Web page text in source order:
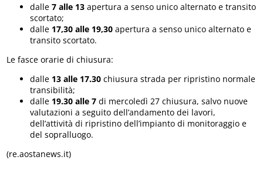
dalle 7 alle 13 apertura a senso unico alternato e transito
scortato;
dalle 17,30 alle 19,30 apertura a senso unico alternato e
transito scortato.
Le fasce orarie di chiusura:
dalle 13 alle 17.30 chiusura strada per ripristino normale
transibilità;
dalle 19.30 alle 7 di mercoledì 27 chiusura, salvo nuove
valutazioni a seguito dell’andamento dei lavori,
dell’attività di ripristino dell’impianto di monitoraggio e
del sopralluogo.
(re.aostanews.it)